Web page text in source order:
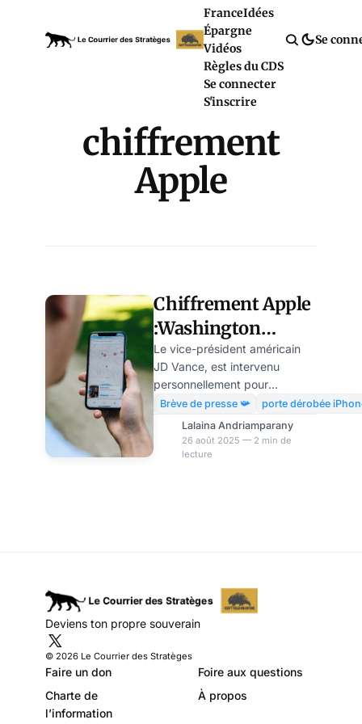
FranceIdées
Épargne
Vidéos
Règles du CDS
Se connecter
S'inscrire
Se
chiffrement
Apple
Chiffrement Apple
:Washington
impose sa ligne au
Royaume-Uni
Le vice-président américain
JD Vance, est intervenu
personnellement pour
protéger le chiffrement
d’Apple, jugeant la demande
britannique dangereuse pour
la vie privée et comparable à
aux messages privés et aux
photos des propriétaires
d’iPhone. Selon la directrice
du renseignement national
américain, Tulsi Ga
Brève de presse 📯
porte dérobée
Lalaina Andriamparany
26 août 2025 — 2 min de
lecture
Deviens ton propre souverain
© 2026 Le Courrier des Stratèges
Faire un don
Foire aux questions
Charte de
l’information
À propos